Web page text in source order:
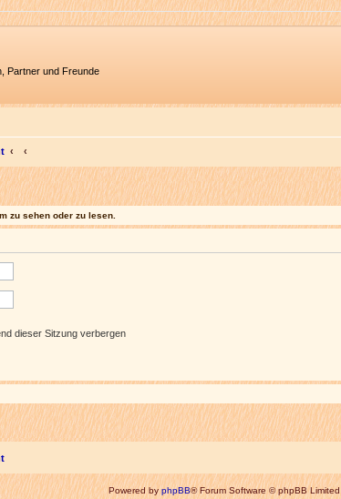
Partner und Freunde
zu sehen oder zu lesen.
dieser Sitzung verbergen
Powered byphpBB® Forum Software © phpBB Limited